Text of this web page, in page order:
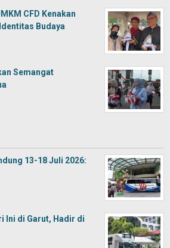
CFD Kenakan
Budaya
Semangat
13-18 Juli 2026:
Ini di Garut, Hadir di